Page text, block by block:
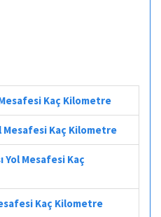
Kaç Kilometre
Mesafesi Kaç Kilometre
Yol Mesafesi Kaç
Kaç Kilometre